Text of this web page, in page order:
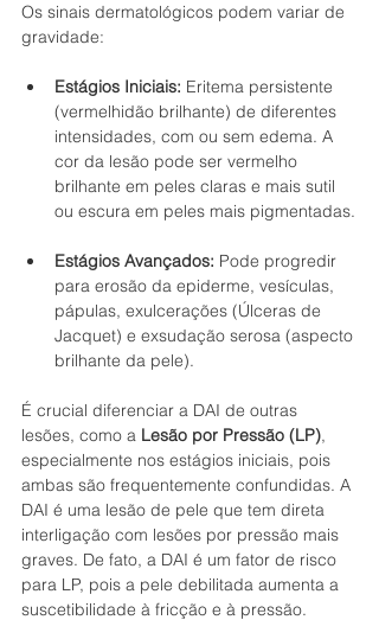
Os sinais dermatológicos podem variar de
gravidade:
Estágios Iniciais: Eritema persistente
(vermelhidão brilhante) de diferentes
intensidades, com ou sem edema. A
cor da lesão pode ser vermelho
brilhante em peles claras e mais sutil
ou escura em peles mais pigmentadas.
Estágios Avançados: Pode progredir
para erosão da epiderme, vesículas,
pápulas, exulcerações (Úlceras de
Jacquet) e exsudação serosa (aspecto
brilhante da pele).
É crucial diferenciar a DAI de outras
lesões, como a Lesão por Pressão (LP),
especialmente nos estágios iniciais, pois
ambas são frequentemente confundidas. A
DAI é uma lesão de pele que tem direta
interligação com lesões por pressão mais
graves. De fato, a DAI é um fator de risco
para LP, pois a pele debilitada aumenta a
suscetibilidade à fricção e à pressão.